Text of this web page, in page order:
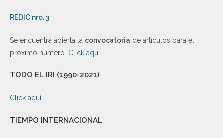
REDIC nro. 3
Se encuentra abierta la convocatoria de artículos para el
próximo número. Click aquí
TODO EL IRI (1990-2021)
Click aquí
TIEMPO INTERNACIONAL